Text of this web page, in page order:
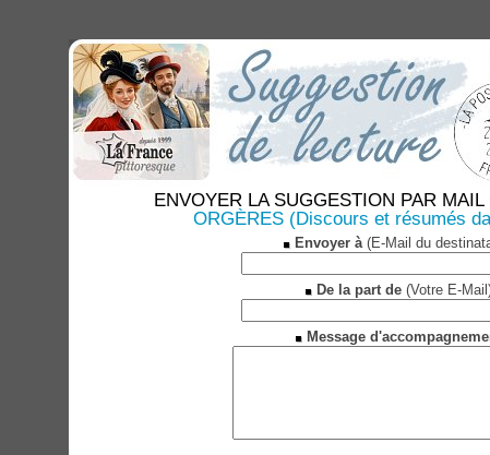
ENVOYER LA SUGGESTION PAR
ORGÈRES (Discours et résumés
Envoyer à(E-Mail du
De la part de(Votre E-
Message